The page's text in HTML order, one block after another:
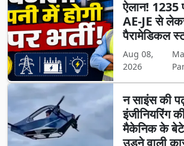
ऐलान! 1235
AE-JE से
पैरामेडिकल
Aug 08,
2026
न साइंस की
इंजीनियरिंग
मैकेनिक के बेटे